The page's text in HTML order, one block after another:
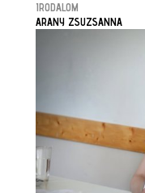
IRODALOM
ARANY ZSUZSANNA